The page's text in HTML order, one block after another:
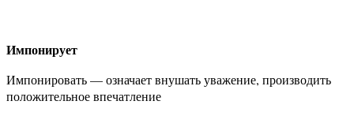
Импонирует
Импонировать — означает внушать уважение, производить
положительное впечатление